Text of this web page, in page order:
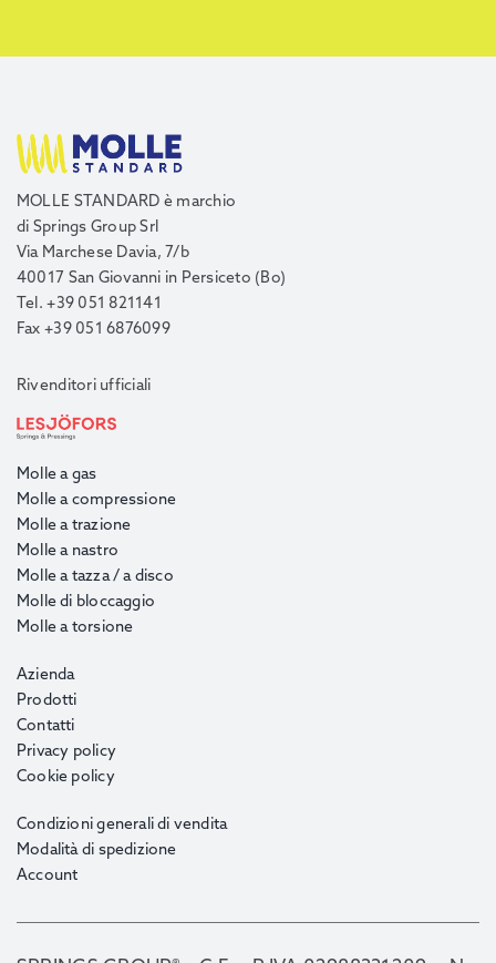
MOLLE STANDARD è marchio
di Springs Group Srl
Via Marchese Davia, 7/b
40017 San Giovanni in Persiceto (Bo)
Tel. +39 051 821141
Fax +39 051 6876099
Rivenditori ufficiali
Molle a gas
Molle a compressione
Molle a trazione
Molle a nastro
Molle a tazza / a disco
Molle di bloccaggio
Molle a torsione
Azienda
Prodotti
Contatti
Privacy policy
Cookie policy
Condizioni generali di vendita
Modalità di spedizione
Account